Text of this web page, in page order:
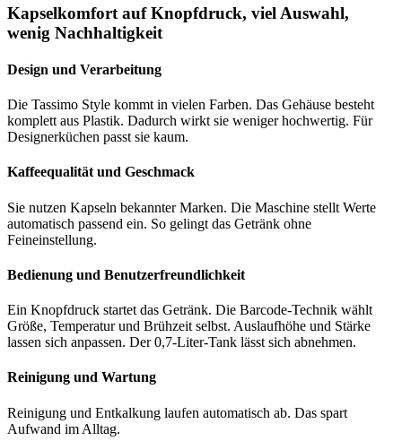
Kapselkomfort auf Knopfdruck, viel Auswahl,
wenig Nachhaltigkeit
Design und Verarbeitung
Die Tassimo Style kommt in vielen Farben. Das Gehäuse besteht
komplett aus Plastik. Dadurch wirkt sie weniger hochwertig. Für
Designerküchen passt sie kaum.
Kaffeequalität und Geschmack
Sie nutzen Kapseln bekannter Marken. Die Maschine stellt Werte
automatisch passend ein. So gelingt das Getränk ohne
Feineinstellung.
Bedienung und Benutzerfreundlichkeit
Ein Knopfdruck startet das Getränk. Die Barcode-Technik wählt
Größe, Temperatur und Brühzeit selbst. Auslaufhöhe und Stärke
lassen sich anpassen. Der 0,7-Liter-Tank lässt sich abnehmen.
Reinigung und Wartung
Reinigung und Entkalkung laufen automatisch ab. Das spart
Aufwand im Alltag.